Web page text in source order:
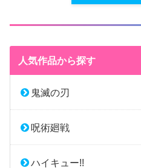
人気作品から探す
鬼滅の刃
呪術廻戦
ハイキュー!!